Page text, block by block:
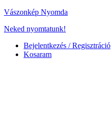
Vászonkép Nyomda
Neked nyomtatunk!
Bejelentkezés / Regisztráció
Kosaram